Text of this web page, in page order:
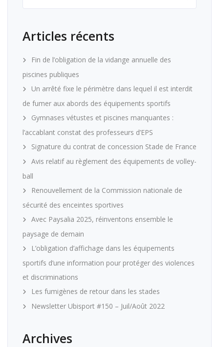
Articles récents
Fin de l’obligation de la vidange annuelle des
piscines publiques
Un arrêté fixe le périmètre dans lequel il est interdit
de fumer aux abords des équipements sportifs
Gymnases vétustes et piscines manquantes :
l’accablant constat des professeurs d’EPS
Signature du contrat de concession Stade de France
Avis relatif au règlement des équipements de volley-
ball
Renouvellement de la Commission nationale de
sécurité des enceintes sportives
Avec Paysalia 2025, réinventons ensemble le
paysage de demain
L’obligation d’affichage dans les équipements
sportifs d’une information pour protéger des violences
et discriminations
Les fumigènes de retour dans les stades
Newsletter Ubisport #150 – Juil/Août 2022
Archives